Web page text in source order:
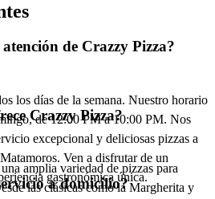
tes
de Crazzy Pizza?
los días de la semana. Nuestro horario
de 12:00 PM a 10:00 PM. Nos
excepcional y deliciosas pizzas a
Ven a disfrutar de un
gastronómica única.
Crazzy Pizza?
amplia variedad de pizzas para
las clásicas como la Margherita y
a domicilio?